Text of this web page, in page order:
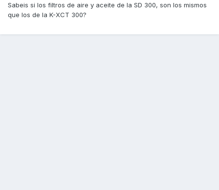
Sabeis si los filtros de aire y aceite de la SD 300, son los mismos
que los de la K-XCT 300?